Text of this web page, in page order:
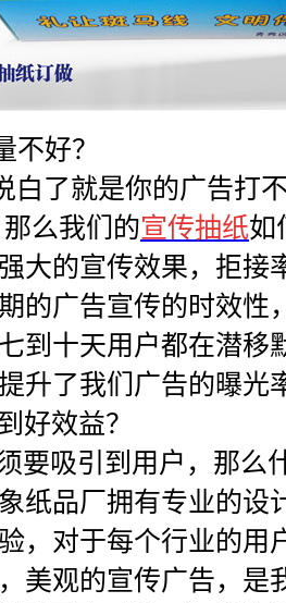
好？
了就是你的广告打
么我们的宣传抽纸如
大的宣传效果，拒接
的广告宣传的时效性
到十天用户都在潜移
升了我们广告的曝光
效益？
吸引到用户，那么
纸品厂拥有专业的设
，对于每个行业的用
美观的宣传广告，是